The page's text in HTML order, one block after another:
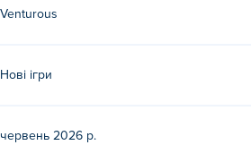
Venturous
Нові ігри
червень 2026 р.